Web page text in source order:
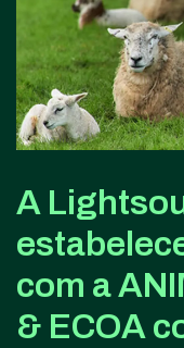
A
com a
& ECOA